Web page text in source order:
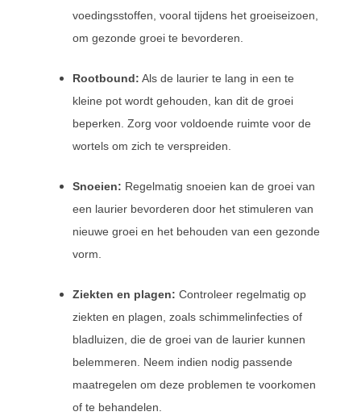
voedingsstoffen, vooral tijdens het groeiseizoen,
om gezonde groei te bevorderen.
Rootbound: Als de laurier te lang in een te
kleine pot wordt gehouden, kan dit de groei
beperken. Zorg voor voldoende ruimte voor de
wortels om zich te verspreiden.
Snoeien: Regelmatig snoeien kan de groei van
een laurier bevorderen door het stimuleren van
nieuwe groei en het behouden van een gezonde
vorm.
Ziekten en plagen: Controleer regelmatig op
ziekten en plagen, zoals schimmelinfecties of
bladluizen, die de groei van de laurier kunnen
belemmeren. Neem indien nodig passende
maatregelen om deze problemen te voorkomen
of te behandelen.